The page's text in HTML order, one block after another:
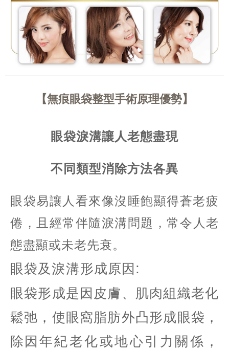
無痕眼袋整型手術原理優勢
眼袋淚溝讓人老態盡現
不同類型消除方法各異
眼袋易讓人看來像沒睡飽顯得蒼老疲
倦 ，且 經常伴隨淚溝問題 ，常令人老
態盡顯或未老先衰。
眼袋及 淚溝形成原因 :
眼袋形成是因皮膚、肌肉組織老化
鬆弛，使眼窩脂肪外凸形成眼袋，
除因 年紀老化或地心引力關係 ，